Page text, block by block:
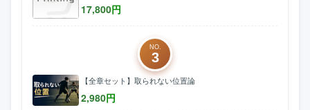
17,800円
NO.
3
【全章セット】取られない位置論
2,980円